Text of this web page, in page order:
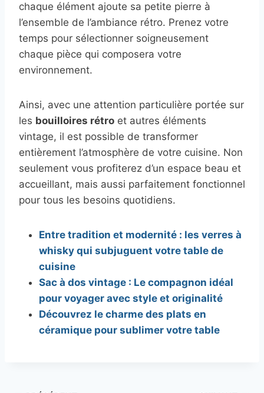
chaque élément ajoute sa petite pierre à
l’ensemble de l’ambiance rétro. Prenez votre
temps pour sélectionner soigneusement
chaque pièce qui composera votre
environnement.
Ainsi, avec une attention particulière portée sur
les bouilloires rétro et autres éléments
vintage, il est possible de transformer
entièrement l’atmosphère de votre cuisine. Non
seulement vous profiterez d’un espace beau et
accueillant, mais aussi parfaitement fonctionnel
pour tous les besoins quotidiens.
Entre tradition et modernité : les verres à
whisky qui subjuguent votre table de
cuisine
Sac à dos vintage : Le compagnon idéal
pour voyager avec style et originalité
Découvrez le charme des plats en
céramique pour sublimer votre table